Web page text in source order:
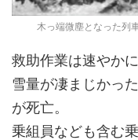
木っ端微塵となった列
救助作業は速やか
雪量が凄まじかっ
が死亡。
乗組員なども含む